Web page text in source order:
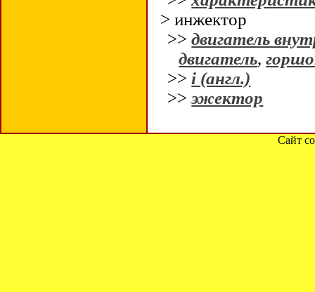
> инжектор
>>двигатель
двигатель,
>> i (англ.)
>>эжектор
Сайт